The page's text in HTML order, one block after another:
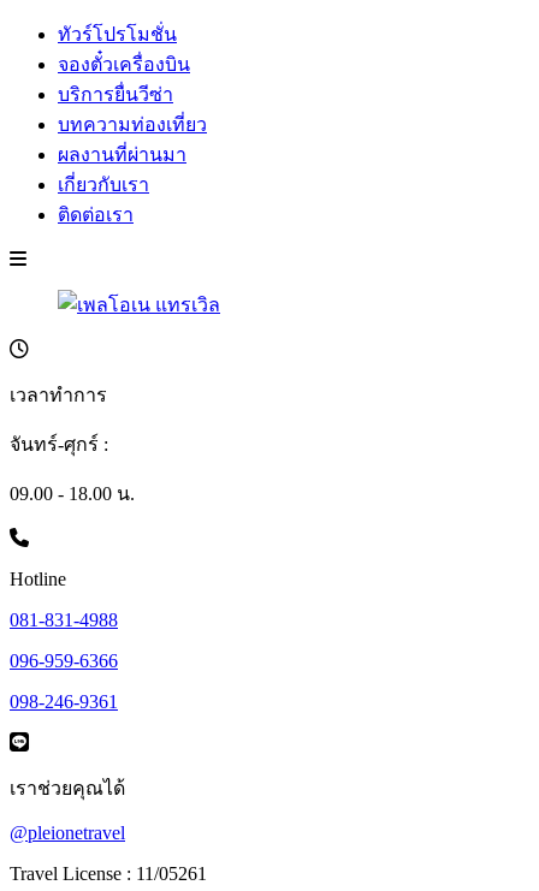
ทัวร์โปรโมชั่น
จองตั๋วเครื่องบิน
บริการยื่นวีซ่า
บทความท่องเที่ยว
ผลงานที่ผ่านมา
เกี่ยวกับเรา
ติดต่อเรา
เวลาทำการ
จันทร์-ศุกร์ :
09.00 - 18.00 น.
Hotline
081-831-4988
096-959-6366
098-246-9361
เราช่วยคุณได้
@pleionetravel
Travel License : 11/05261